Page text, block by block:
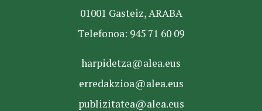
01001 Gasteiz, ARABA
Telefonoa: 945 71 60 09
harpidetza@alea.eus
erredakzioa@alea.eus
publizitatea@alea.eus